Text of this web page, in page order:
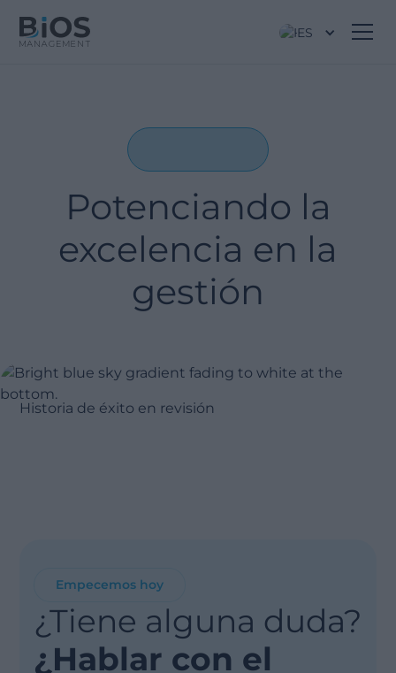
ES
Potenciando la
excelencia en la
gestión
Historia de éxito en revisión
Empecemos hoy
¿Tiene alguna duda?
¿Hablar con el